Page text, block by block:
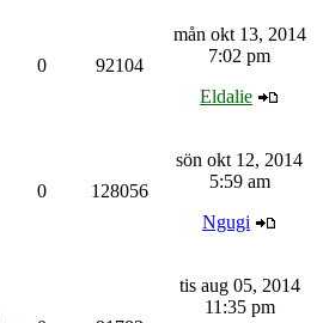
0 92104
mån okt 13, 2014
7:02 pm
Eldalie
0 128056
sön okt 12, 2014
5:59 am
Ngugi
tis aug 05, 2014
11:35 pm